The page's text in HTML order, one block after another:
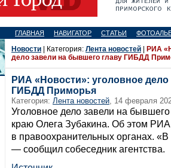
ГЛАВНАЯ НАВИГАТОР СТАТЬИ
Новости | Категория: Лента новостей
РИА
дело завели на бывшего главу ГИБДД
РИА «Новости»: уголовное
ГИБДД Приморья
Категория: Лента новостей, 14 февраля
Уголовное дело завели на
краю Олега Зубакина. Об этом РИА
в правоохранительных органах.
— сообщил собеседник агентства.